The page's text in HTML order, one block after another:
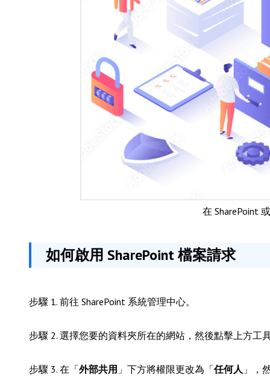
在 SharePoint
如何啟用 SharePoint 檔案請求
步驟 1. 前往 SharePoint 系統管理中心。
步驟 2. 選擇您要的資料夾所在的網站，然後點擊上方工
步驟 3. 在「外部共用 」下方將權限更改為「任何人 」，